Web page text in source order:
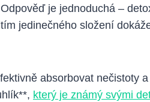
je jednoduchá –
jedinečného složení
absorbovat nečistoty
který je známý svými